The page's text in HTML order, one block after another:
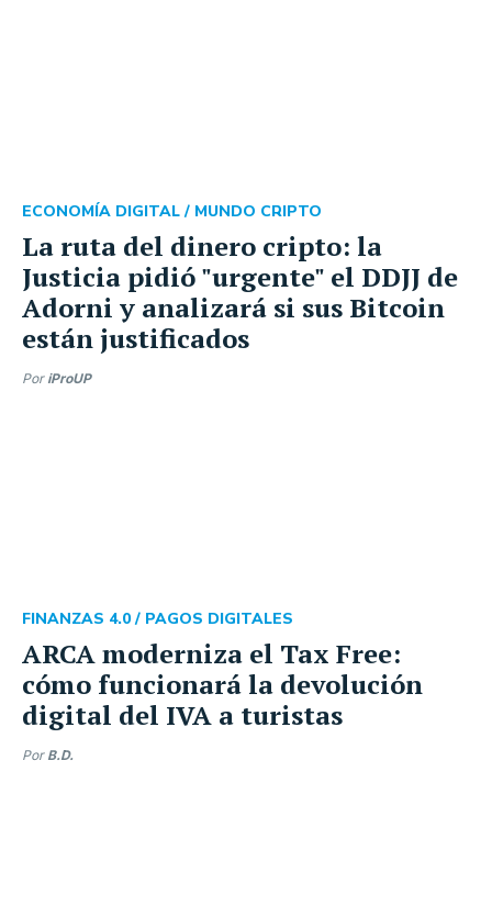
La ruta del dinero cripto: la
Justicia pidió "urgente" el DDJJ de
Adorni y analizará si sus Bitcoin
están justificados
ECONOMÍA DIGITAL / MUNDO CRIPTO
Por iProUP
ARCA moderniza el Tax Free:
cómo funcionará la devolución
digital del IVA a turistas
FINANZAS 4.0 / PAGOS DIGITALES
Por B.D.